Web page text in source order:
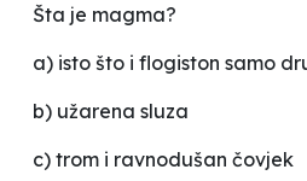
Šta je magma?
a) isto što i flogiston samo
b) užarena sluza
c) trom i ravnodušan čovjek